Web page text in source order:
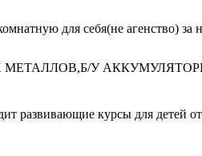
для себя(не агенство) за
У АККУМУЛЯТОРЫ!!
развивающие курсы для детей